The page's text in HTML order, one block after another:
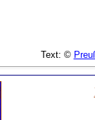
Text: ©